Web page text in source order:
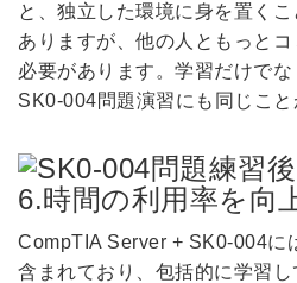
と、独立した環境に身を置く
ありますが、他の人ともっと
必要があります。学習だけで
SK0-004問題演習にも同じこと
6.時間の利用率を向
CompTIA Server + SK0-004に
含まれており、包括的に学習